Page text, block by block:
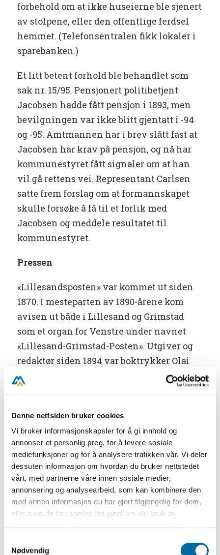
Denne nettsiden bruker cookies
Vi bruker informasjonskapsler for å gi innhold og
annonser et personlig preg, for å levere sosiale
mediefunksjoner og for å analysere trafikken vår. Vi deler
dessuten informasjon om hvordan du bruker nettstedet
vårt, med partnerne våre innen sosiale medier,
annonsering og analysearbeid, som kan kombinere den
med annen informasjon du har gjort tilgjengelig for dem,
eller som de har samlet inn gjennom din bruk av
så endre samtykke og så avvis.
Nødvendig
forbehold om at ikke huseierne ble sjenert
av stolpene, eller den offentlige ferdsel
hemmet. (Telefonsentralen fikk lokaler i
sparebanken.)
Et litt betent forhold ble behandlet som
sak nr. 15/95. Pensjonert politibetjent
Jacobsen hadde fått pensjon i 1893, men
bevilgningen var ikke blitt gjentatt i -94
og -95. Amtmannen har i brev slått fast at
Jacobsen har krav på pensjon, og nå har
kommunestyret fått signaler om at han
vil gå rettens vei. Representant Carlsen
satte frem forslag om at formannskapet
skulle forsøke å få til et forlik med
Jacobsen og meddele resultatet til
kommunestyret.
Pressen
«Lillesandsposten» var kommet ut siden
1870. I mesteparten av 1890-årene kom
avisen ut både i Lillesand og Grimstad
som et organ for Venstre under navnet
«Lillesand-Grimstad-Posten». Utgiver og
redaktør siden 1894 var boktrykker Olai
Hartmann. Lørdag 22. juni, tre dager før
turisten dro forbi, hadde han under
med følgende kraftsalve:
«(...) Den norske Provinspresses Stilling er
i Almindelighed lidet
misundelsesværdig. De smaa Forholde,
det økonomiske Tryk, den intolerante,
fanatiske, trangsynte Forfølgelses-Taktik,
der er saa karakteristisk for Smaabyerne,
kjæmpe med. (...)». Verre var det imidlertid